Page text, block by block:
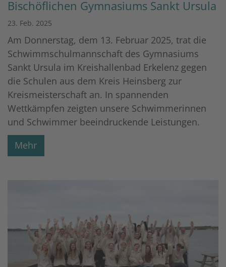
Bischöflichen Gymnasiums Sankt Ursula
23. Feb. 2025
Am Donnerstag, dem 13. Februar 2025, trat die
Schwimmschulmannschaft des Gymnasiums
Sankt Ursula im Kreishallenbad Erkelenz gegen
die Schulen aus dem Kreis Heinsberg zur
Kreismeisterschaft an. In spannenden
Wettkämpfen zeigten unsere Schwimmerinnen
und Schwimmer beeindruckende Leistungen.
Mehr